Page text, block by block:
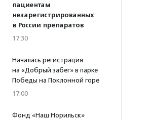
пациентам
незарегистрированных
в России препаратов
17:30
Началась регистрация
на «Добрый забег» в парке
Победы на Поклонной горе
17:00
Фонд «Наш Норильск»